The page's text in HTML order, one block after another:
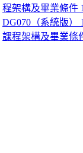
程架構及畢業條件
DG070（系統版）
課程架構及畢業條